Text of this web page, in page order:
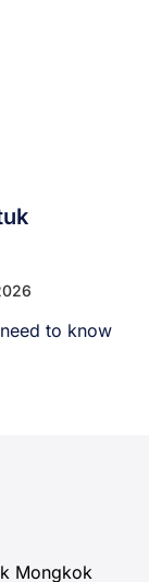
to know
Mongkok